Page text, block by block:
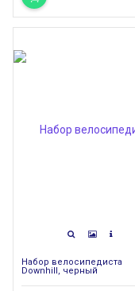
Набор велосипедиста
Downhill, черный